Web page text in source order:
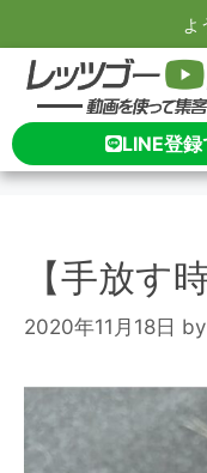
よ
LINE登録
【手放す時
2020年11月18日 by